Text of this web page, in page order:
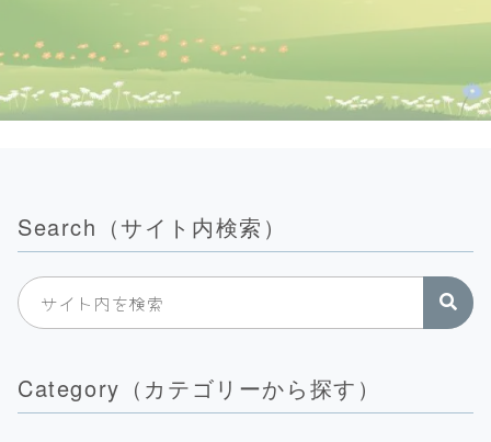
Search（サイト内検索）
Category（カテゴリーから探す）